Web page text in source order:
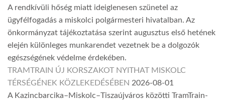
A rendkívüli hőség miatt ideiglenesen szünetel az
ügyfélfogadás a miskolci polgármesteri hivatalban. Az
önkormányzat tájékoztatása szerint augusztus első hetének
elején különleges munkarendet vezetnek be a dolgozók
egészségének védelme érdekében.
TRAMTRAIN ÚJ KORSZAKOT NYITHAT MISKOLC
TÉRSÉGÉNEK KÖZLEKEDÉSÉBEN 2026-08-01
A Kazincbarcika–Miskolc–Tiszaújváros közötti TramTrain-